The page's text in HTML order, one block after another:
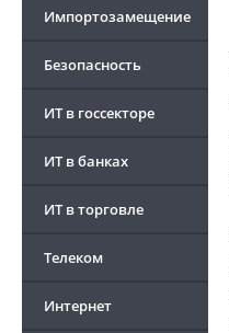
Импортозамещение
Безопасность
ИТ в госсекторе
ИТ в банках
ИТ в торговле
Телеком
Интернет